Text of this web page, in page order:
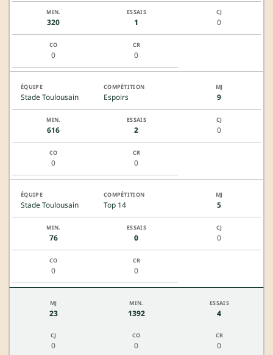
320 1 0
0 0
Stade Toulousain Espoirs 9
616 2 0
0 0
Stade Toulousain Top 14 5
76 0 0
0 0
23 1392 4
0 0 0